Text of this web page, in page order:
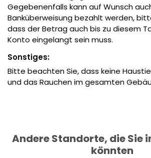
Gegebenenfalls kann auf Wunsch
Banküberweisung bezahlt werden,
dass der Betrag auch bis zu diesem
Konto eingelangt sein muss.
Sonstiges:
Bitte beachten Sie, dass keine
und das Rauchen im gesamten
Andere Standorte, die Sie
könnten